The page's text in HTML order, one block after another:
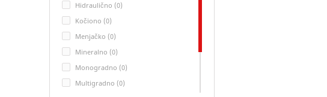
Hidraulično (0)
Kočiono (0)
Menjačko (0)
Mineralno (0)
Monogradno (0)
Multigradno (0)